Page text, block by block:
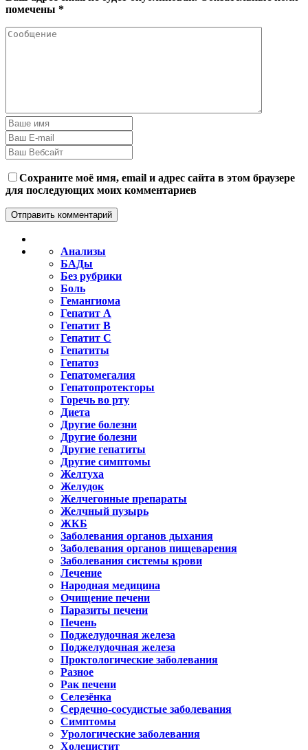
помечены *
Сохраните моё имя, email и адрес сайта в этом браузере
для последующих моих комментариев
Анализы
БАДы
Без рубрики
Боль
Гемангиома
Гепатит A
Гепатит B
Гепатит C
Гепатиты
Гепатоз
Гепатомегалия
Гепатопротекторы
Горечь во рту
Диета
Другие болезни
Другие болезни
Другие гепатиты
Другие симптомы
Желтуха
Желудок
Желчегонные препараты
Желчный пузырь
ЖКБ
Заболевания органов дыхания
Заболевания органов пищеварения
Заболевания системы крови
Лечение
Народная медицина
Очищение печени
Паразиты печени
Печень
Поджелудочная железа
Поджелудочная железа
Проктологические заболевания
Разное
Рак печени
Селезёнка
Сердечно-сосудистые заболевания
Симптомы
Урологические заболевания
Холецистит